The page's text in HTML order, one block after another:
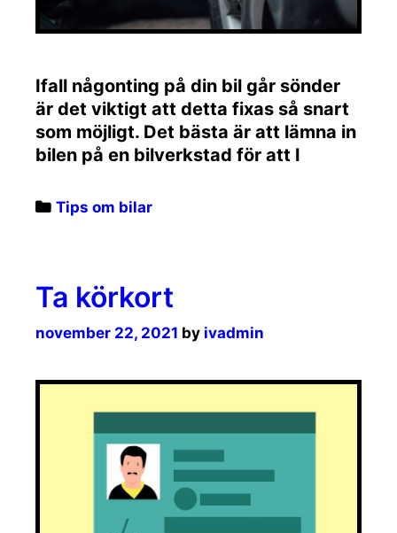
Ifall någonting på din bil går sönder
är det viktigt att detta fixas så snart
som möjligt. Det bästa är att lämna in
bilen på en bilverkstad för att l
Categories
Tips om bilar
Ta körkort
november 22, 2021 by ivadmin